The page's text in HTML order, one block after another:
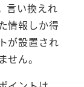
言い換えれ
情報しか得
が設置され
ん。